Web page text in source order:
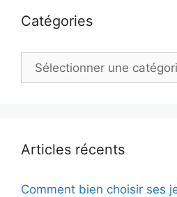
Catégories
Catégories
Articles récents
Comment bien choisir ses